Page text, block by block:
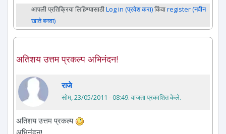
आपली प्रतिक्रिया लिहिण्यासाठीLog in (प्रवेश करा)किंवाregister (नवीन
खाते बनवा)
अतिशय उत्तम प्रकल्प अभिनंदन!
राजे
सोम, 23/05/2011 - 08:49. वाजता प्रकाशित केले.
अतिशय उत्तम प्रकल्प